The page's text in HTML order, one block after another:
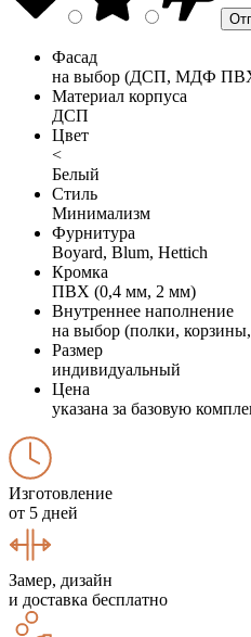
Фасад
на выбор (ДСП, МДФ
Материал корпуса
ДСП
Цвет
<
Белый
Стиль
Минимализм
Фурнитура
Boyard, Blum, Hettich
Кромка
ПВХ (0,4 мм, 2 мм)
Внутреннее наполнение
на выбор (полки,
Размер
индивидуальный
Цена
указана за базовую
Изготовление
от 5 дней
Замер, дизайн
и доставка бесплатно